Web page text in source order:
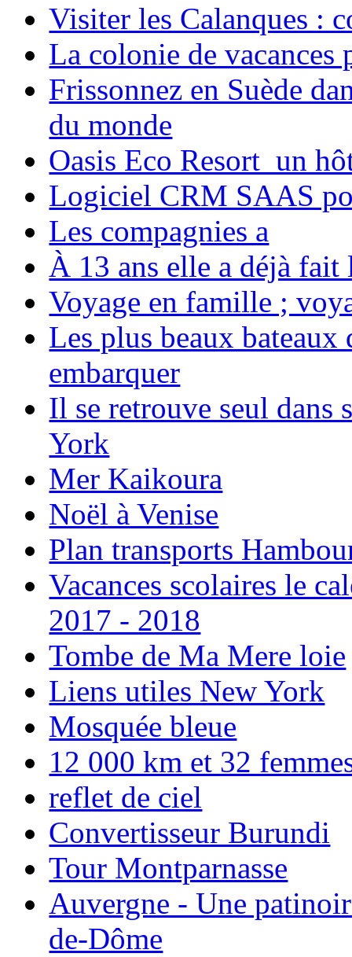
Visiter les Calanques :
La colonie de vacances
Frissonnez en Suède
du monde
Oasis Eco Resort un
Logiciel CRM SAAS
Les compagnies a
À 13 ans elle a déjà
Voyage en famille ;
Les plus beaux bateaux
embarquer
Il se retrouve seul dans
York
Mer Kaikoura
Noël à Venise
Plan transports
Vacances scolaires le
2017 - 2018
Tombe de Ma Mere loie
Liens utiles New York
Mosquée bleue
12 000 km et 32
reflet de ciel
Convertisseur Burundi
Tour Montparnasse
Auvergne - Une
de-Dôme